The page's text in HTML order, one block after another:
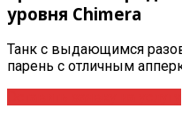
уровня Chimera
Танк с выдающимся
парень с отличным